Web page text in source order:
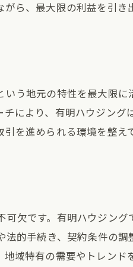
ら、最大限の利益を引き
う地元の特性を最大限に
により、有明ハウジング
を進められる環境を整え
欠です。有明ハウジング
的手続き、契約条件の調
域特有の需要やトレンド